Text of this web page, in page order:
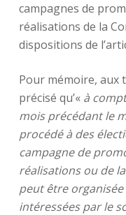
campagnes de
réalisations de la
dispositions de
Pour mémoire, aux
précisé qu’« à
mois précédant le
procédé à des
campagne de
réalisations ou de
peut être
intéressées par le